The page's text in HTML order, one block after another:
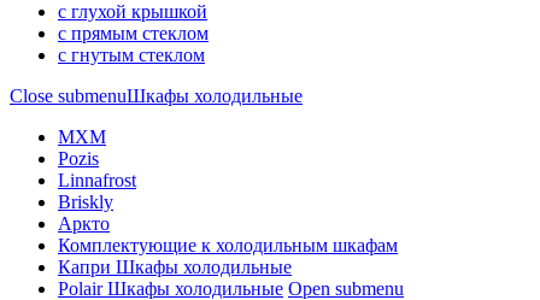
с глухой крышкой
с прямым стеклом
с гнутым стеклом
Close submenuШкафы холодильные
МХМ
Pozis
Linnafrost
Briskly
Аркто
Комплектующие к холодильным шкафам
Капри Шкафы холодильные
Polair Шкафы холодильные Open submenu